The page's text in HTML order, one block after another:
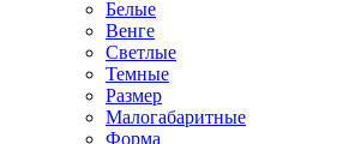
Белые
Венге
Светлые
Темные
Размер
Малогабаритные
Форма